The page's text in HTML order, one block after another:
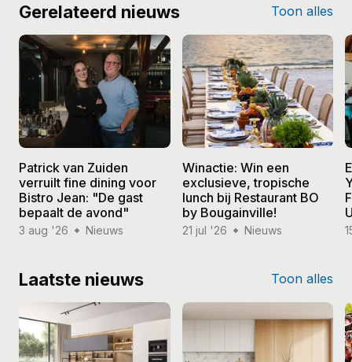
Gerelateerd nieuws Toon alles
Patrick van Zuiden
verruilt fine dining voor
Bistro Jean: "De gast
bepaalt de avond"
3 aug '26 Nieuws
Winactie: Win een
exclusieve, tropische
lunch bij Restaurant BO
by Bougainville!
21 jul '26 Nieuws
Laatste nieuws Toon alles